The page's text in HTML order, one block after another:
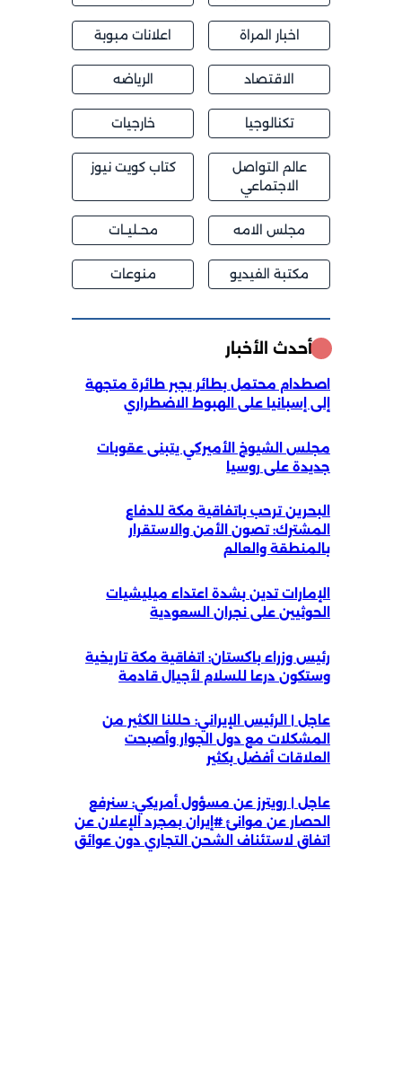
اخبار المراة اعلانات مبوبة
الاقتصاد الرياضه
تكنالوجيا خارجيات
عالم التواصل
الاجتماعي
كتاب كويت نيوز
مجلس الامه محــليــات
مكتبة الفيديو منوعات
أحدث الأخبار
اصطدام محتمل بطائر يجبر طائرة متجهة
إلى إسبانيا على الهبوط الاضطراري
مجلس الشيوخ الأميركي يتبنى عقوبات
جديدة على روسيا
البحرين ترحب باتفاقية مكة للدفاع
المشترك: تصون الأمن والاستقرار
بالمنطقة والعالم
الإمارات تدين بشدة اعتداء ميليشيات
الحوثيين على نجران السعودية
رئيس وزراء باكستان: اتفاقية مكة تاريخية
وستكون درعا للسلام لأجيال قادمة
عاجل | الرئيس الإيراني: حللنا الكثير من
المشكلات مع دول الجوار وأصبحت
العلاقات أفضل بكثير
عاجل | رويترز عن مسؤول أمريكي: سنرفع
الحصار عن موانئ #إيران بمجرد الإعلان عن
اتفاق لاستئناف الشحن التجاري دون عوائق